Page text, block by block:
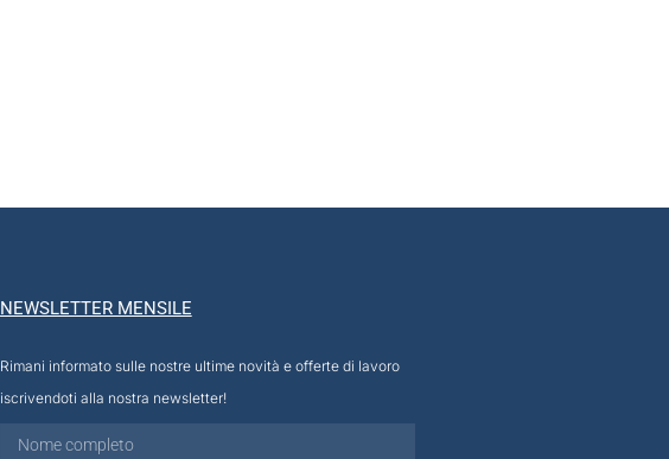
NEWSLETTER MENSILE
Rimani informato sulle nostre ultime novità e offerte di lavoro
iscrivendoti alla nostra newsletter!